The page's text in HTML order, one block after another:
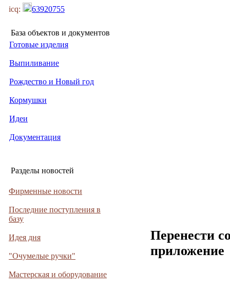
icq: 63920755
База объектов и документов
Готовые изделия
Выпиливание
Рождество и Новый год
Кормушки
Идеи
Документация
Разделы новостей
Фирменные новости
Последние поступления в
базу
Идея дня
"Очумелые ручки"
Мастерская и оборудование
Перенести
приложение